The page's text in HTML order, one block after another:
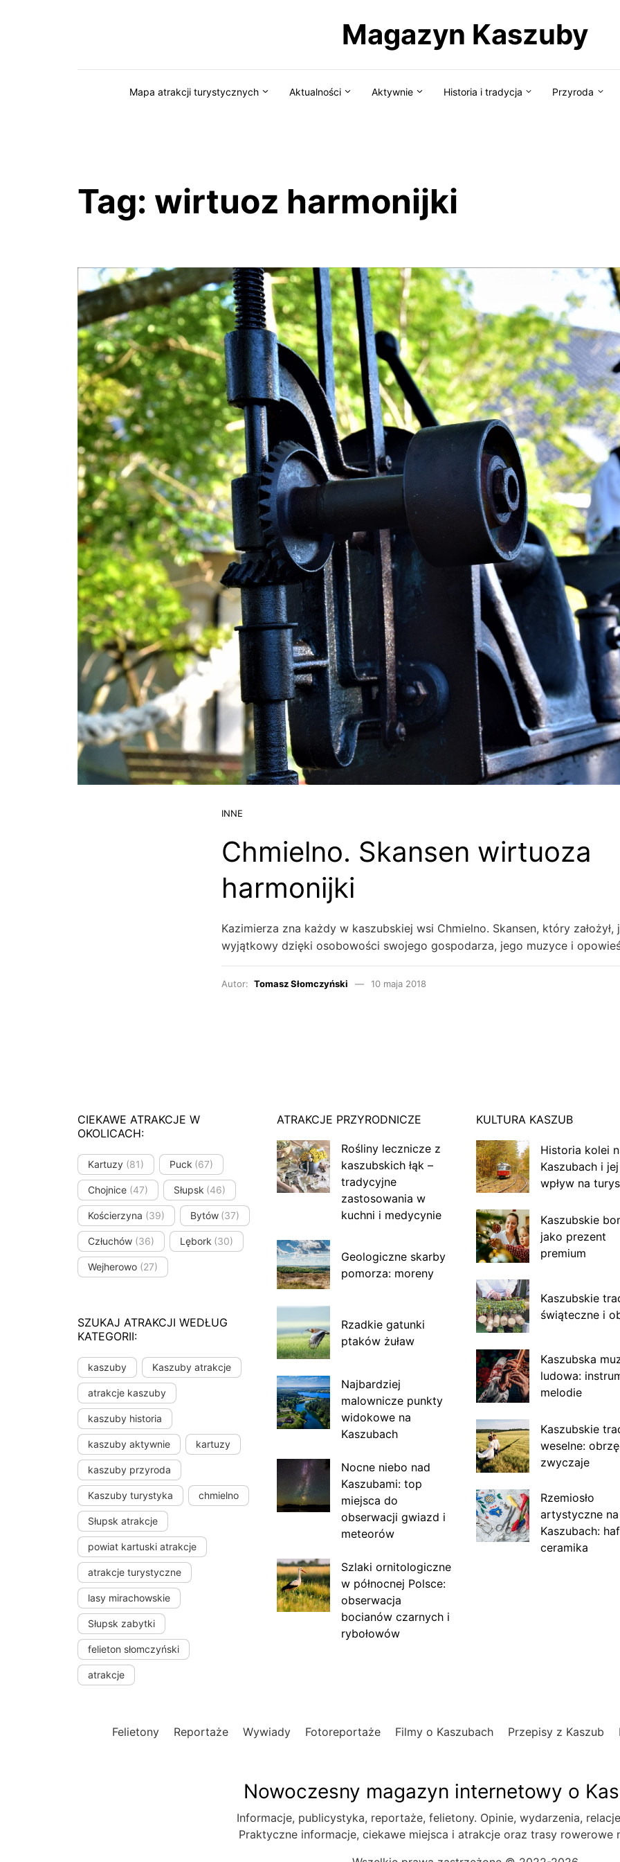
Magazyn Kaszuby
Mapa atrakcji turystycznych Aktualności Aktywnie Historia i tradycja Przyroda
Tag: wirtuoz harmonijki
INNE
Chmielno. Skansen wirtuoza
harmonijki
Kazimierza zna każdy w kaszubskiej wsi Chmielno. Skansen, który założył,
wyjątkowy dzięki osobowości swojego gospodarza, jego muzyce i
Autor: Tomasz Słomczyński 10 maja 2018
CIEKAWE ATRAKCJE W
OKOLICACH:
Kartuzy (81) Puck (67)
Chojnice (47) Słupsk (46)
Kościerzyna (39) Bytów (37)
Człuchów (36) Lębork (30)
Wejherowo (27)
SZUKAJ ATRAKCJI WEDŁUG
KATEGORII:
kaszuby Kaszuby atrakcje
atrakcje kaszuby
kaszuby historia
kaszuby aktywnie kartuzy
kaszuby przyroda
Kaszuby turystyka chmielno
Słupsk atrakcje
powiat kartuski atrakcje
atrakcje turystyczne
lasy mirachowskie
Słupsk zabytki
felieton słomczyński
atrakcje
ATRAKCJE PRZYRODNICZE
Rośliny lecznicze z
kaszubskich łąk –
tradycyjne
zastosowania w
kuchni i medycynie
Geologiczne skarby
pomorza: moreny
Rzadkie gatunki
ptaków żuław
Najbardziej
malownicze punkty
widokowe na
Kaszubach
Nocne niebo nad
Kaszubami: top
miejsca do
obserwacji gwiazd i
meteorów
Szlaki ornitologiczne
w północnej Polsce:
obserwacja
bocianów czarnych i
rybołowów
KULTURA KASZUB
Historia kolei
Kaszubach i jej
wpływ na
Kaszubskie
jako prezent
premium
Kaszubskie
świąteczne i
Kaszubska
ludowa:
melodie
Kaszubskie
weselne:
zwyczaje
Rzemiosło
artystyczne na
Kaszubach:
ceramika
Felietony Reportaże Wywiady Fotoreportaże Filmy o Kaszubach Przepisy z Kaszub
Nowoczesny magazyn internetowy o
Informacje, publicystyka, reportaże, felietony. Opinie, wydarzenia,
Praktyczne informacje, ciekawe miejsca i atrakcje oraz trasy rowerowe